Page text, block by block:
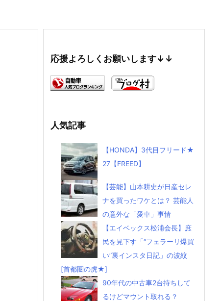
応援よろしくお願いします↓↓
人気記事
【HONDA】3代目フリード★
27【FREED】
【芸能】山本耕史が日産セレ
ナを買ったワケとは？ 芸能人
の意外な「愛車」事情
【エイベックス松浦会長】庶
民を見下す「“フェラーリ爆買
い”裏インスタ日記」の波紋
[首都圏の虎★]
90年代の中古車2台持ちして
るけどマウント取れる？